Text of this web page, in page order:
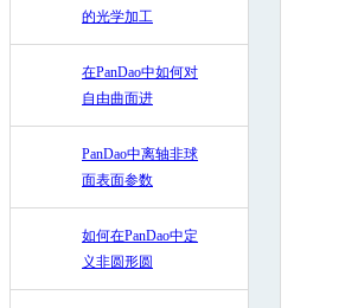
的光学加工
在PanDao中如何对
自由曲面进
PanDao中离轴非球
面表面参数
如何在PanDao中定
义非圆形圆